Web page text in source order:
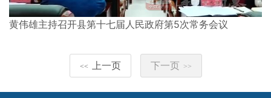
黄伟雄主持召开县第十七届人民政府第5次常务会议
<< 上一页 下一页 >>